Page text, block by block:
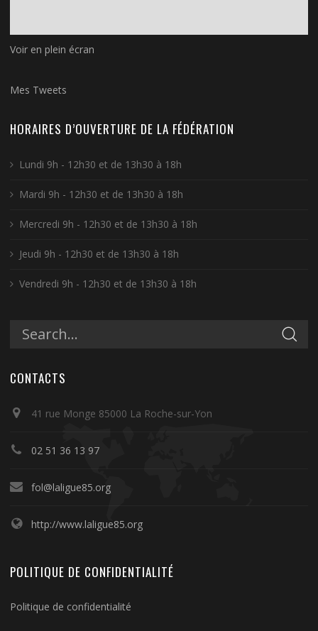
Voir en plein écran
Mes Tweets
HORAIRES D’OUVERTURE DE LA FÉDÉRATION
Lundi 9h - 12h30 et de 13h30 à 18h
Mardi 9h - 12h30 et de 13h30 à 18h
Mercredi 9h - 12h30 et de 13h30 à 18h
Jeudi 9h - 12h30 et de 13h30 à 18h
Vendredi 9h - 12h30 et de 13h30 à 18h
CONTACTS
41 rue Monge 85000 La Roche-sur-Yon
02 51 36 13 97
fol@laligue85.org
http://www.laligue85.org
POLITIQUE DE CONFIDENTIALITÉ
Politique de confidentialité